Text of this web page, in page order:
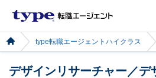
type転職エージェントハイクラス
デザインリサーチャー／デ